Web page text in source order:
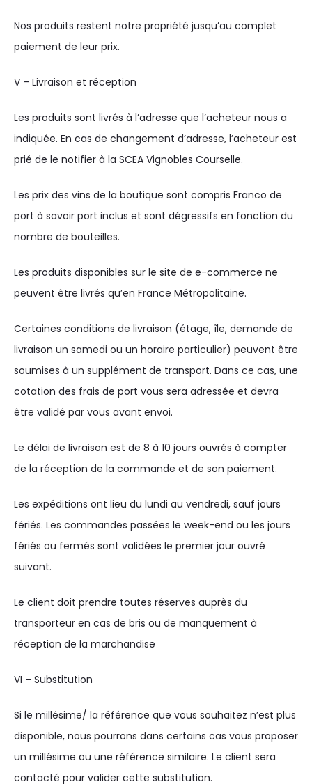
Nos produits restent notre propriété jusqu’au complet
paiement de leur prix.
V – Livraison et réception
Les produits sont livrés à l’adresse que l’acheteur nous a
indiquée. En cas de changement d’adresse, l’acheteur est
prié de le notifier à la SCEA Vignobles Courselle.
Les prix des vins de la boutique sont compris Franco de
port à savoir port inclus et sont dégressifs en fonction du
nombre de bouteilles.
Les produits disponibles sur le site de e-commerce ne
peuvent être livrés qu’en France Métropolitaine.
Certaines conditions de livraison (étage, île, demande de
livraison un samedi ou un horaire particulier) peuvent être
soumises à un supplément de transport. Dans ce cas, une
cotation des frais de port vous sera adressée et devra
être validé par vous avant envoi.
Le délai de livraison est de 8 à 10 jours ouvrés à compter
de la réception de la commande et de son paiement.
Les expéditions ont lieu du lundi au vendredi, sauf jours
fériés. Les commandes passées le week-end ou les jours
fériés ou fermés sont validées le premier jour ouvré
suivant.
Le client doit prendre toutes réserves auprès du
transporteur en cas de bris ou de manquement à
réception de la marchandise
VI – Substitution
Si le millésime/ la référence que vous souhaitez n’est plus
disponible, nous pourrons dans certains cas vous proposer
un millésime ou une référence similaire. Le client sera
contacté pour valider cette substitution.